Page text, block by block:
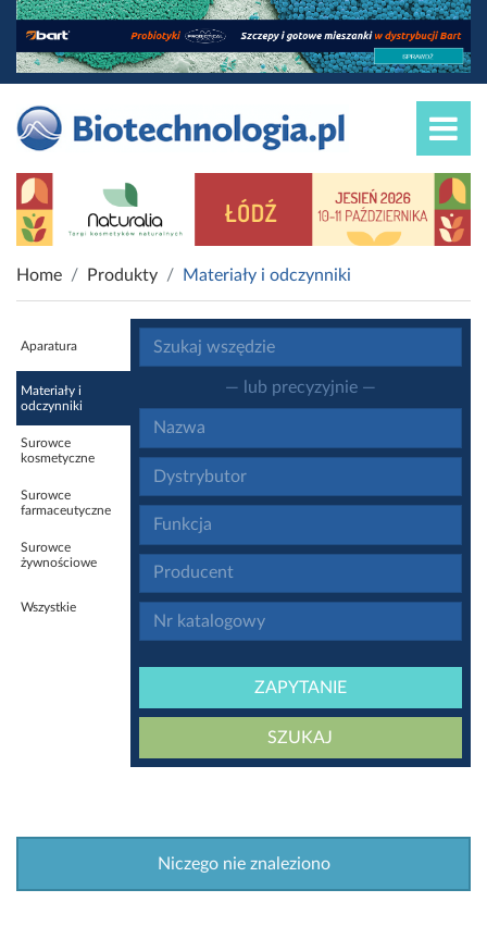
Home Produkty Materiały i odczynniki
Aparatura
Materiały i
odczynniki
Surowce
kosmetyczne
Surowce
farmaceutyczne
Surowce
żywnościowe
Wszystkie
— lub precyzyjnie —
ZAPYTANIE
SZUKAJ
Niczego nie znaleziono